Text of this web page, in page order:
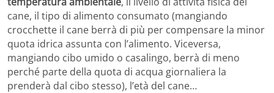
cane, il tipo di alimento consumato (mangiando
crocchette il cane berrà di più per compensare la minor
quota idrica assunta con l’alimento. Viceversa,
mangiando cibo umido o casalingo, berrà di meno
perché parte della quota di acqua giornaliera la
prenderà dal cibo stesso), l’età del cane…